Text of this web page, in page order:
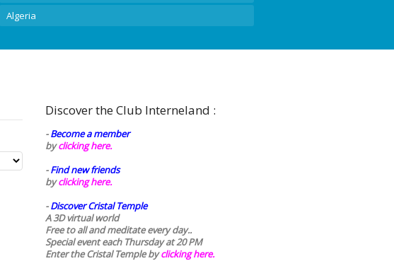
Algeria
Discover the Club Interneland :
-Become a member
byclicking here.
-Find new friends
byclicking here.
-Discover Cristal Temple
A 3D virtual world
Free to all and meditate every day..
Special event each Thursday at 20 PM
Enter the Cristal Temple byclicking here.